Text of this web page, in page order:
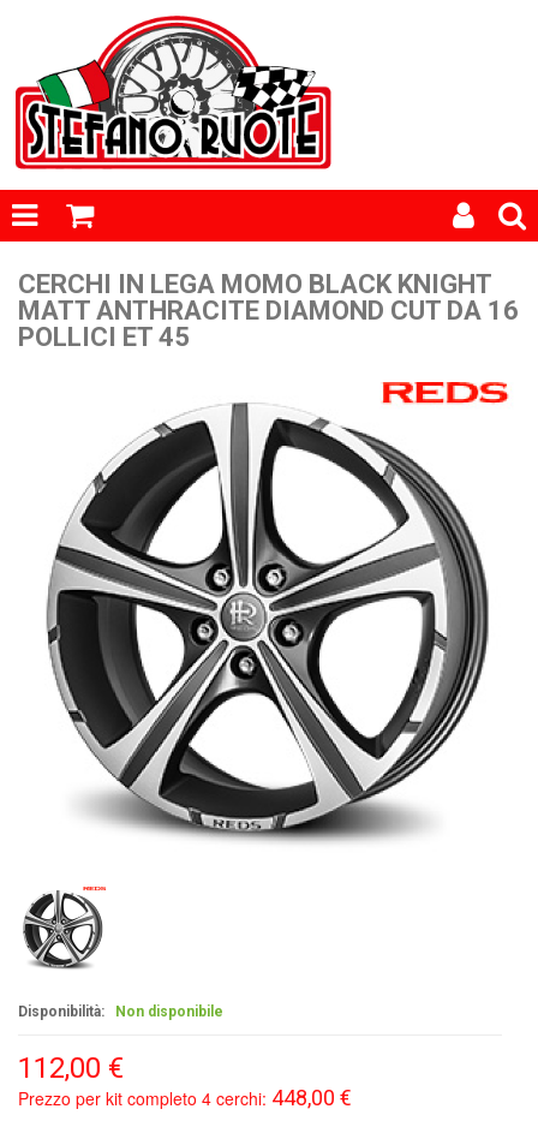
CERCHI IN LEGA MOMO BLACK KNIGHT
MATT ANTHRACITE DIAMOND CUT DA 16
POLLICI ET 45
Disponibilità: Non disponibile
112,00 €
Prezzo per kit completo 4 cerchi: 448,00 €